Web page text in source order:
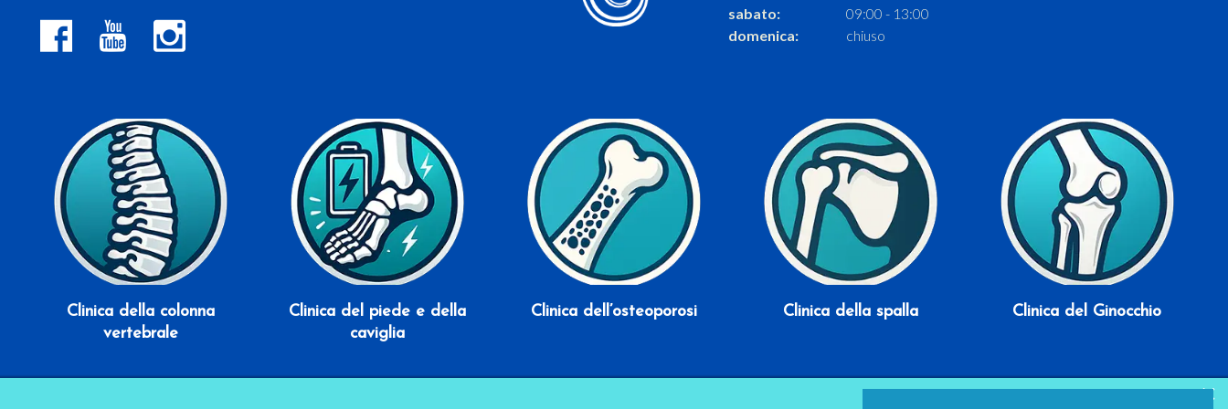
sabato:
09:00 - 13:00
domenica:
chiuso
Clinica della colonna
vertebrale
Clinica del piede e della
caviglia
Clinica dell’osteoporosi Clinica della spalla Clinica del Ginocchio
×